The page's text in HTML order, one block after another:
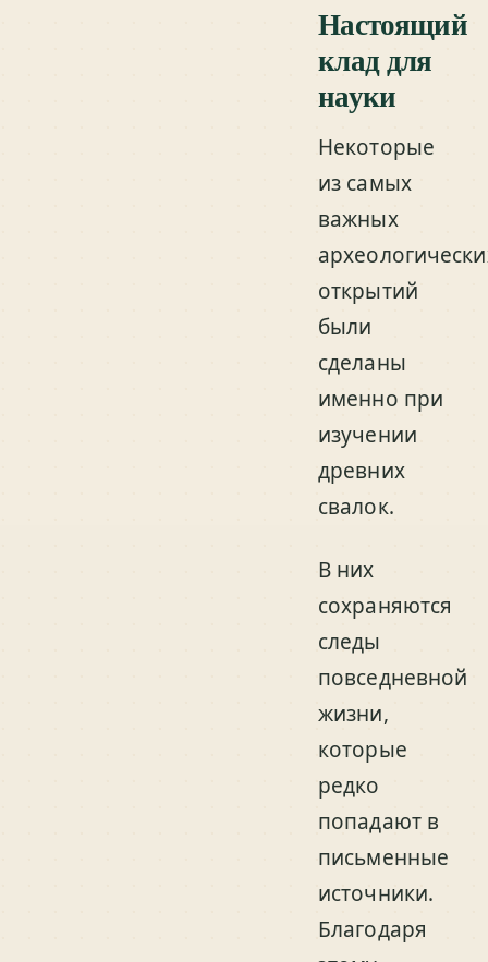
Настоящий
клад для
науки
Некоторые
из самых
важных
открытий
были
сделаны
именно при
изучении
древних
свалок.
В них
сохраняются
следы
повседневной
жизни,
которые
редко
попадают в
письменные
источники.
Благодаря